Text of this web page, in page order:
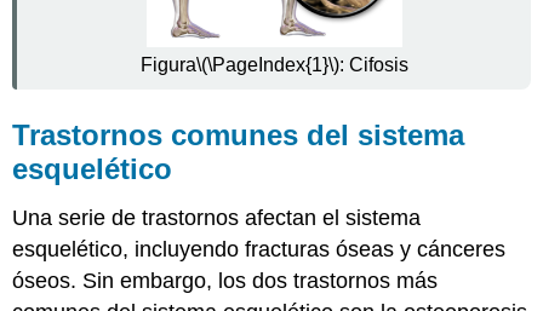
Osteoporosis
causa
la
Diagnóstico
de
Osteoartritis
Factores
Figura\(\PageIndex{1}\): Cifosis
Trastornos comunes del sistema
esquelético
Una serie de trastornos afectan el sistema
esquelético, incluyendo fracturas óseas y cánceres
óseos. Sin embargo, los dos trastornos más